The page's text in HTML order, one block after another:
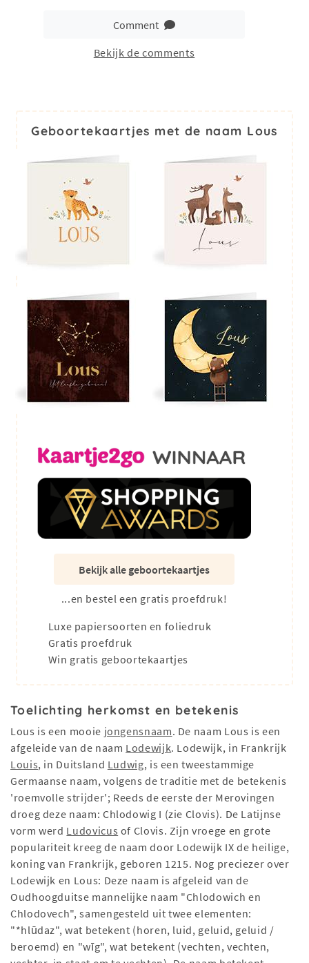
Comment
Bekijk de comments
Geboortekaartjes met de naam Lous
Bekijk alle geboortekaartjes
...en bestel een gratis proefdruk!
Luxe papiersoorten en foliedruk
Gratis proefdruk
Win gratis geboortekaartjes
Toelichting herkomst en betekenis
Lous is een mooie jongensnaam. De naam Lous is een
afgeleide van de naam Lodewijk. Lodewijk, in Frankrijk
Louis, in Duitsland Ludwig, is een tweestammige
Germaanse naam, volgens de traditie met de betekenis
'roemvolle strijder'; Reeds de eerste der Merovingen
droeg deze naam: Chlodowig I (zie Clovis). De Latijnse
vorm werd Ludovicus of Clovis. Zijn vroege en grote
populariteit kreeg de naam door Lodewijk IX de heilige,
koning van Frankrijk, geboren 1215. Nog preciezer over
Lodewijk en Lous: Deze naam is afgeleid van de
Oudhoogduitse mannelijke naam "Chlodowich en
Chlodovech", samengesteld uit twee elementen:
"*hlūdaz", wat betekent (horen, luid, geluid, geluid /
beroemd) en "wīg", wat betekent (vechten, vechten,